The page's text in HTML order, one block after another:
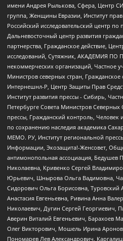
имени Андрея Рылькова, Сфера, Центр
группа, Женщины Евразии, Институт
Российский исследовательский центр по
Дальневосточный центр развития
партнерства, Гражданское действие,
исследований, Сутяжник, АКАДЕМИЯ ПО
некоммерческих организаций, Частное
Министров северных стран, Гражданское
Интернешнл-Р, Центр Защиты Прав
Институт развития прессы - Сибирь,
Петербурге Совета Министров
прессы, Гражданский контроль,
по сохранению наследия академика
МЕМО. РУ, Институт региональной
Информации, Экозащита!-Женсовет,
антимонопольная ассоциация, Бедушев
Николаевна, Кривенко Сергей
Юрьевич, Шнырова Ольга Вадимовна,
Сидорович Ольга Борисовна, Туровский
Анастасия Евгеньевна, Ривина Анна
Николаевич, Дугин Сергей Георгиевич,
Аверин Виталий Евгеньевич, Барахоев
Олег Викторович, Мошель Ирина
Пономарев Лев Александрович,